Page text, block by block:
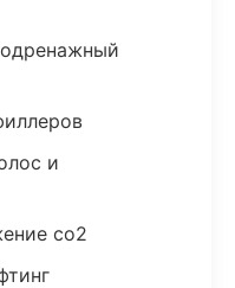
и
co2